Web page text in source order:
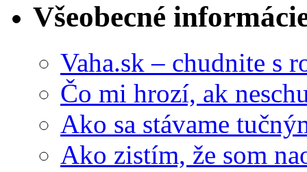
Všeobecné
Vaha.sk – chudnite s
Čo mi hrozí, ak
Ako sa stávame
Ako zistím, že som